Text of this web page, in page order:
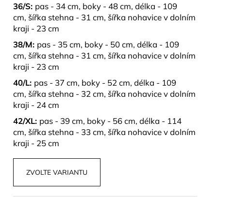
36/S: pas - 34 cm, boky - 48 cm, délka - 109
cm, šířka stehna - 31 cm, šířka nohavice v dolním
kraji - 23 cm
38/M: pas - 35 cm, boky - 50 cm, délka - 109
cm, šířka stehna - 31 cm, šířka nohavice v dolním
kraji - 23 cm
40/L: pas - 37 cm, boky - 52 cm, délka - 109
cm, šířka stehna - 32 cm, šířka nohavice v dolním
kraji - 24 cm
42/XL: pas - 39 cm, boky - 56 cm, délka - 114
cm, šířka stehna - 33 cm, šířka nohavice v dolním
kraji - 25 cm
ZVOLTE VARIANTU